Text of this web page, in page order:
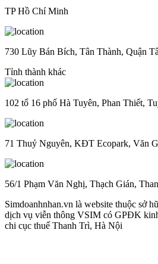
TP Hồ Chí Minh
730 Lũy Bán Bích, Tân Thành, Quận
Tỉnh thành khác
102 tổ 16 phố Hà Tuyên, Phan Thiết,
71 Thuỷ Nguyên, KĐT Ecopark, Văn
56/1 Phạm Văn Nghị, Thạch Gián,
Simdoanhnhan.vn là website thuộc sở
dịch vụ viễn thông VSIM có GPĐK
chi cục thuế Thanh Trì, Hà Nội